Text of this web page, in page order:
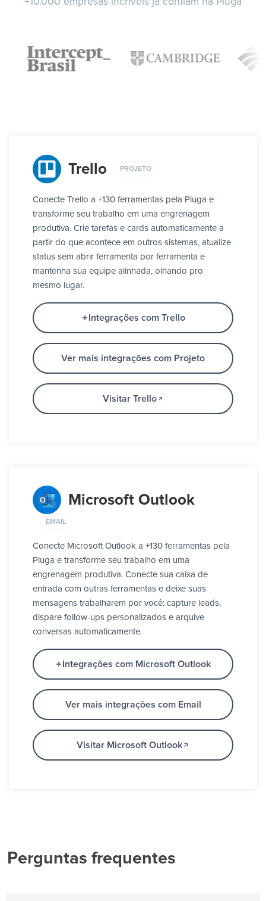
Trello PROJETO
Conecte Trello a +130 ferramentas pela Pluga e
transforme seu trabalho em uma engrenagem
produtiva. Crie tarefas e cards automaticamente a
partir do que acontece em outros sistemas, atualize
status sem abrir ferramenta por ferramenta e
mantenha sua equipe alinhada, olhando pro
mesmo lugar.
Integrações com Trello
Ver mais integrações com Projeto
Visitar Trello
Microsoft Outlook
EMAIL
Conecte Microsoft Outlook a +130 ferramentas pela
Pluga e transforme seu trabalho em uma
engrenagem produtiva. Conecte sua caixa de
entrada com outras ferramentas e deixe suas
mensagens trabalharem por você: capture leads,
dispare follow-ups personalizados e arquive
conversas automaticamente.
Integrações com Microsoft Outlook
Ver mais integrações com Email
Visitar Microsoft Outlook
Perguntas frequentes